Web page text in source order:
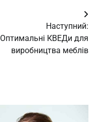
Наступний:
Оптимальні КВЕДи для
виробництва меблів